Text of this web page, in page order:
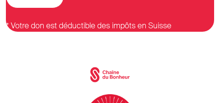
* Votre don est déductible des impôts en Suisse